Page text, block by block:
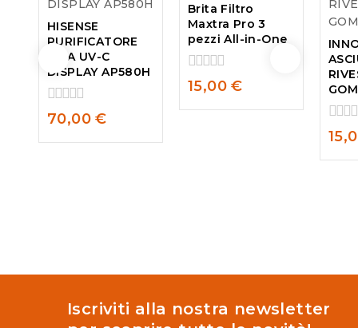
HISENSE
PURIFICATORE
ARIA UV-C
DISPLAY AP580H
0
out
of
70,00€
Brita Filtro
Maxtra Pro 3
pezzi All-in-One
0
out
of
15,00€
0
out
of
Iscriviti alla nostra newsletter